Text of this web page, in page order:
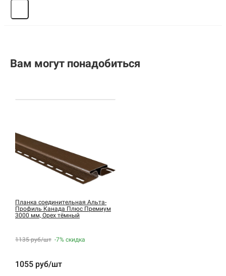
Вам могут понадобиться
Планка соединительная Альта-
Профиль Канада Плюс Премиум
3000 мм, Орех тёмный
1135 руб/шт -7% скидка
1055 руб/шт